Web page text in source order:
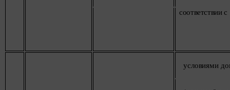
соответствии с
условиями